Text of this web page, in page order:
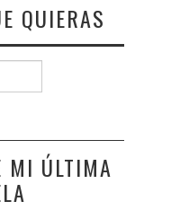
QUIERAS
MI ÚLTIMA